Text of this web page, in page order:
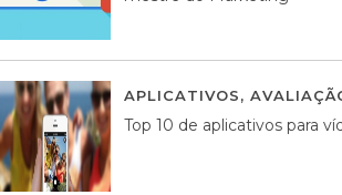
APLICATIVOS,
Top 10 de aplicativos para